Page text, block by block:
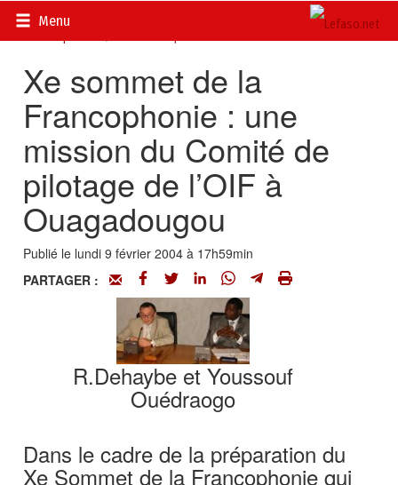
Menu
Accueil>
Xe sommet de la
Francophonie : une
mission du Comité de
pilotage de l’OIF à
Ouagadougou
Publié le lundi 9 février 2004 à 17h59min
PARTAGER :
R.Dehaybe et Youssouf
Ouédraogo
Dans le cadre de la préparation du
Xe Sommet de la Francophonie qui